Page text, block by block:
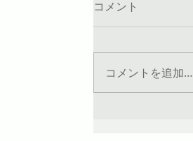
コメント
コメントを追加…